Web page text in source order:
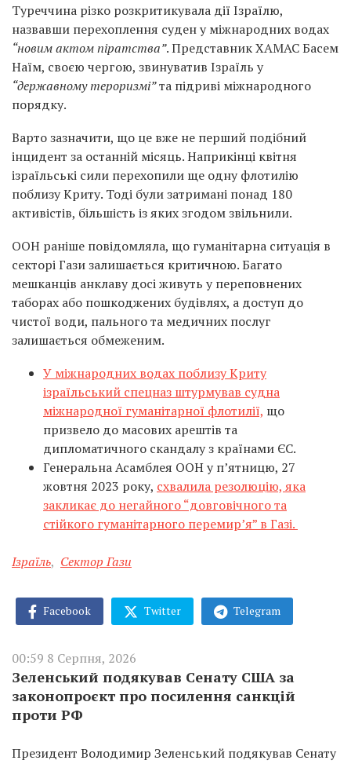
Туреччина різко розкритикувала дії Ізраїлю,
назвавши перехоплення суден у міжнародних водах
“новим актом піратства”. Представник ХАМАС Басем
Наїм, своєю чергою, звинуватив Ізраїль у
“державному тероризмі”та підриві міжнародного
порядку.
Варто зазначити, що це вже не перший подібний
інцидент за останній місяць. Наприкінці квітня
ізраїльські сили перехопили ще одну флотилію
поблизу Криту. Тоді були затримані понад 180
активістів, більшість із яких згодом звільнили.
ООН раніше повідомляла, що гуманітарна ситуація в
секторі Гази залишається критичною. Багато
мешканців анклаву досі живуть у переповнених
таборах або пошкоджених будівлях, а доступ до
чистої води, пального та медичних послуг
залишається обмеженим.
У міжнародних водах поблизу Криту
ізраїльський спецназ штурмував судна
міжнародної гуманітарної флотилії, що
призвело до масових арештів та
дипломатичного скандалу з країнами ЄС.
Генеральна Асамблея ООН у п’ятницю, 27
жовтня 2023 року, схвалила резолюцію, яка
закликає до негайного “довговічного та
стійкого гуманітарного перемир’я” в Газі.
Ізраїль, Сектор Гази
Facebook Twitter Telegram
00:59 8 Серпня, 2026
Зеленський подякував Сенату США за
законопроєкт про посилення санкцій
проти РФ
Президент Володимир Зеленський подякував Сенату